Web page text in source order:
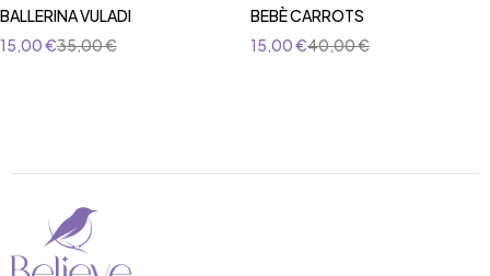
BALLERINA VULADI
35,00€
15,00€
BEBÈ CARROTS
40,00€
15,00€